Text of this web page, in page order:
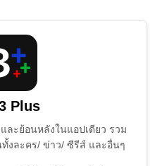
Plus
ละย้อนหลังในแอปเดียว รวม
งละคร/ ข่าว/ ซีรีส์ และอื่นๆ